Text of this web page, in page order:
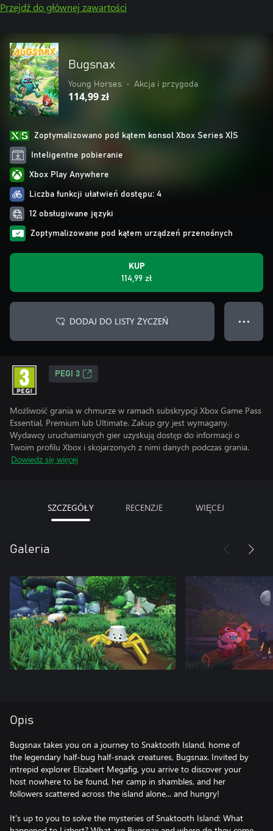
Przejdź do głównej zawartości
Bugsnax
Young Horses • Akcja i przygoda
114,99 zł
Zoptymalizowano pod kątem konsol Xbox Series X|S
Inteligentne pobieranie
Xbox Play Anywhere
Liczba funkcji ułatwień dostępu: 4
12 obsługiwane języki
Zoptymalizowane pod kątem urządzeń przenośnych
KUP
114,99 zł
DODAJ DO LISTY ŻYCZEŃ ● ● ●
PEGI 3
Możliwość grania w chmurze w ramach subskrypcji Xbox Game Pass
Essential, Premium lub Ultimate. Zakup gry jest wymagany.
Wydawcy uruchamianych gier uzyskują dostęp do informacji o
Twoim profilu Xbox i skojarzonych z nimi danych podczas grania.
Dowiedz się więcej
SZCZEGÓŁY RECENZJE WIĘCEJ
Galeria
Opis
Bugsnax takes you on a journey to Snaktooth Island, home of
the legendary half-bug half-snack creatures, Bugsnax. Invited by
intrepid explorer Elizabert Megafig, you arrive to discover your
host nowhere to be found, her camp in shambles, and her
followers scattered across the island alone... and hungry!
It's up to you to solve the mysteries of Snaktooth Island: What